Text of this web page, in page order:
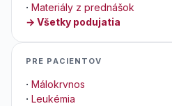
· Materiály z prednášok
→ Všetky podujatia
PRE PACIENTOV
· Málokrvnos
· Leukémia